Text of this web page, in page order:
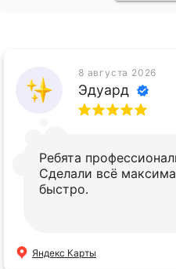
8 августа 2026
Эдуард
Ребята
Сделали всё
быстро.
Яндекс Карты